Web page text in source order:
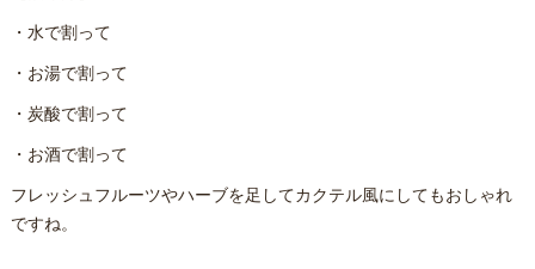
・水で割って
・お湯で割って
・炭酸で割って
・お酒で割って
フレッシュフルーツやハーブを足してカクテル風にしてもおしゃれ
ですね。